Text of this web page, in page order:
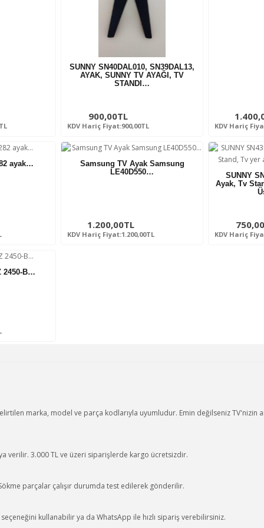
SUNNY SN40DAL010, SN39DAL13,
AYAK, SUNNY TV AYAĞI, TV
STANDI…
900,00TL
KDV Hariç Fiyat:900,00TL KDV Hariç
ayak…
Samsung TV Ayak Samsung
LE40D550…
1.200,00TL
KDV Hariç Fiyat:1.200,00TL
SUNNY
Ayak, Tv
KDV Hariç
2450-B…
marka, model ve parça kodlarıyla uyumludur. Emin değilseniz
verilir. 3.000 TL ve üzeri siparişlerde kargo ücretsizdir.
parçalar çalışır durumda test edilerek gönderilir.
kullanabilir ya da WhatsApp ile hızlı sipariş verebilirsiniz.